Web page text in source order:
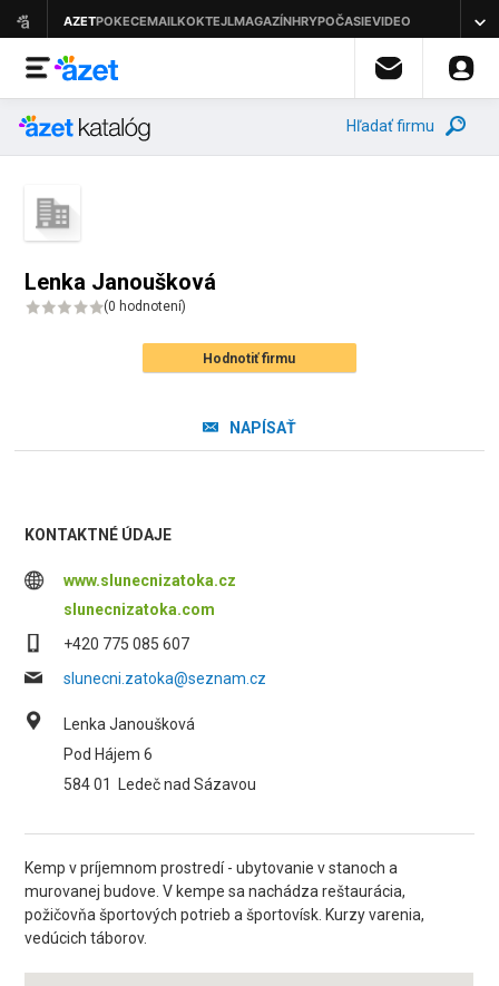
Hľadať firmu
Lenka Janoušková
(0 hodnotení)
Hodnotiť firmu
NAPÍSAŤ
KONTAKTNÉ ÚDAJE
www.slunecnizatoka.cz
slunecnizatoka.com
+420 775 085 607
slunecni.zatoka@seznam.cz
Lenka Janoušková
Pod Hájem 6
584 01
Ledeč nad Sázavou
Kemp v príjemnom prostredí - ubytovanie v stanoch a
murovanej budove. V kempe sa nachádza reštaurácia,
požičovňa športových potrieb a športovísk. Kurzy varenia,
vedúcich táborov.